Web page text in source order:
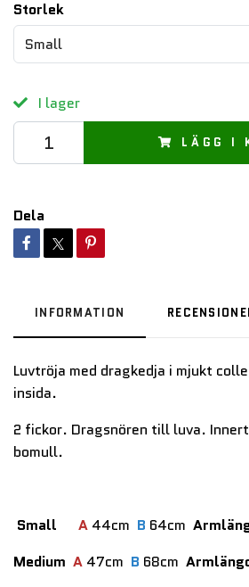
Storlek
Small
I lager
LÄGG I
Dela
INFORMATION
Luvtröja med dragkedja i mjukt
insida.
2 fickor. Dragsnören till luva.
bomull.
Small A 44cm B 64cm
Medium A 47cm B 68cm